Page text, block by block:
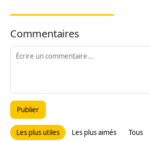
Commentaires
Publier
Les plus utiles Les plus aimés Tous